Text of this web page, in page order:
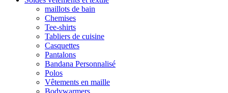
maillots de bain
Chemises
Tee-shirts
Tabliers de cuisine
Casquettes
Pantalons
Bandana Personnalisé
Polos
Vêtements en maille
Bodywarmers